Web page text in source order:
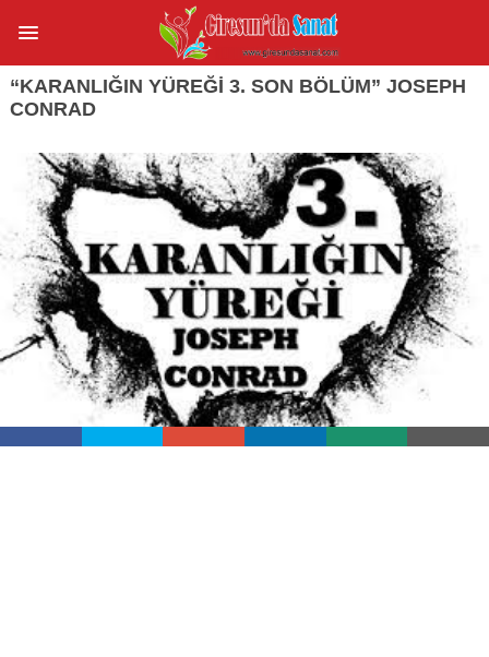
“KARANLIĞIN YÜREĞI 3. SON BÖLÜM” JOSEPH
CONRAD